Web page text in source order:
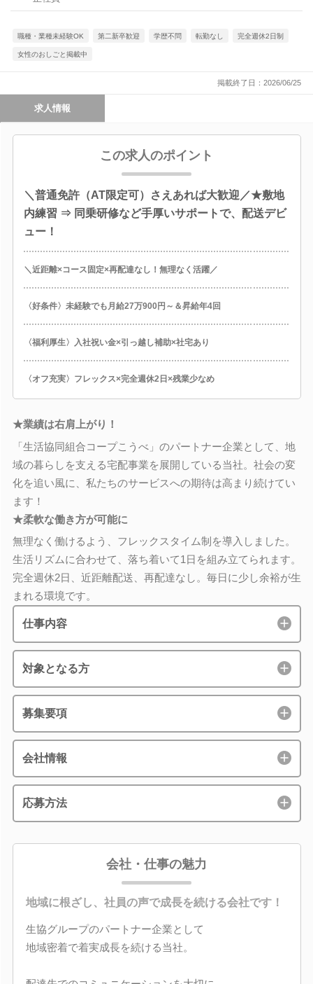
職種・業種未経験OK 第二新卒歓迎 学歴不問 転勤なし 完全週休2日制
女性のおしごと掲載中
掲載終了日：2026/06/25
求人情報
この求人のポイント
＼普通免許（AT限定可）さえあれば大歓迎／★敷地
内練習 ⇒ 同乗研修など手厚いサポートで、配送デビ
ュー！
＼近距離×コース固定×再配達なし！無理なく活躍／
〈好条件〉未経験でも月給27万900円～＆昇給年4回
〈福利厚生〉入社祝い金×引っ越し補助×社宅あり
〈オフ充実〉フレックス×完全週休2日×残業少なめ
★業績は右肩上がり！
「生活協同組合コープこうべ」のパートナー企業として、地
域の暮らしを支える宅配事業を展開している当社。社会の変
化を追い風に、私たちのサービスへの期待は高まり続けてい
ます！
★柔軟な働き方が可能に
無理なく働けるよう、フレックスタイム制を導入しました。
生活リズムに合わせて、落ち着いて1日を組み立てられます。
完全週休2日、近距離配送、再配達なし。毎日に少し余裕が生
まれる環境です。
仕事内容
対象となる方
募集要項
会社情報
応募方法
会社・仕事の魅力
地域に根ざし、社員の声で成長を続ける会社です！
生協グループのパートナー企業として
地域密着で着実成長を続ける当社。